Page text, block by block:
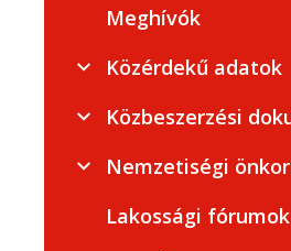
Meghívók
Közérdekű adatok
Közbeszerzési
Nemzetiségi
Lakossági fórumok